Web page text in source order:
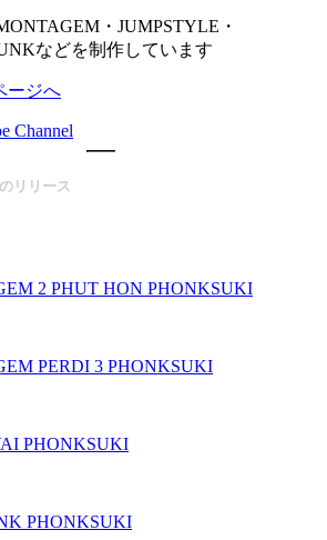
・JUMPSTYLE・
などを制作しています
ージへ
リリース
2 PHUT HON PHONKSUKI
PERDI 3 PHONKSUKI
PHONKSUKI
PHONKSUKI